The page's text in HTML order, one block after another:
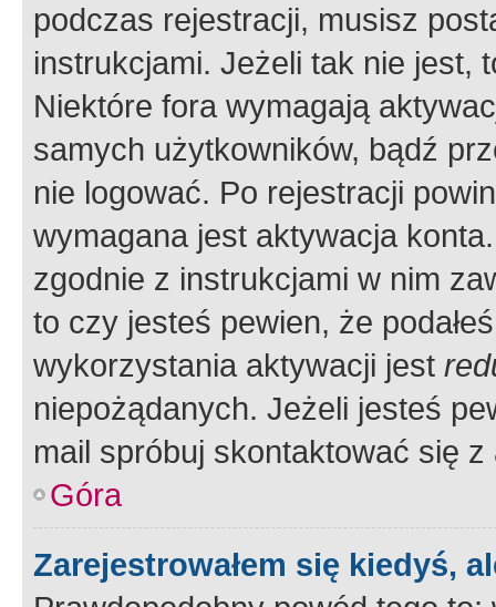
podczas rejestracji, musisz
instrukcjami. Jeżeli tak nie jest,
Niektóre fora wymagają
samych użytkowników, bądź
nie logować. Po rejestracji
wymagana jest aktywacja
zgodnie z instrukcjami w nim
to czy jesteś pewien, że
wykorzystania aktywacji jest
niepożądanych. Jeżeli jesteś
mail spróbuj skontaktować się
Góra
Zarejestrowałem się kiedyś,